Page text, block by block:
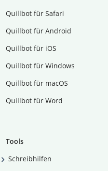
Quillbot für Safari
Quillbot für Android
Quillbot für iOS
Quillbot für Windows
Quillbot für macOS
Quillbot für Word
Tools
Schreibhilfen